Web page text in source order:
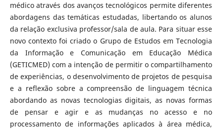
médico através dos avanços tecnológicos permite diferentes
abordagens das temáticas estudadas, libertando os alunos
da relação exclusiva professor/sala de aula. Para situar esse
novo contexto foi criado o Grupo de Estudos em Tecnologia
da Informação e Comunicação em Educação Médica
(GETICMED) com a intenção de permitir o compartilhamento
de experiências, o desenvolvimento de projetos de pesquisa
e a reflexão sobre a compreensão de linguagem técnica
abordando as novas tecnologias digitais, as novas formas
de pensar e agir e as mudanças no acesso e no
processamento de informações aplicados à área médica,